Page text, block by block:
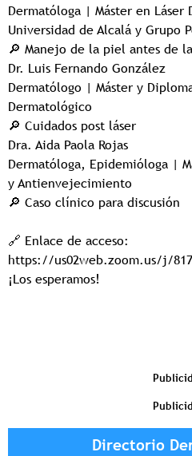
Dermatóloga | Máster en Láser
Universidad de Alcalá y Grupo
🔎 Manejo de la piel antes de
Dr. Luis Fernando González
Dermatólogo | Máster y
Dermatológico
🔎 Cuidados post láser
Dra. Aida Paola Rojas
Dermatóloga, Epidemióloga |
y Antienvejecimiento
🔎 Caso clínico para discusión
🔗 Enlace de acceso:
https://us02web.zoom.us/j/
¡Los esperamos!
Directorio